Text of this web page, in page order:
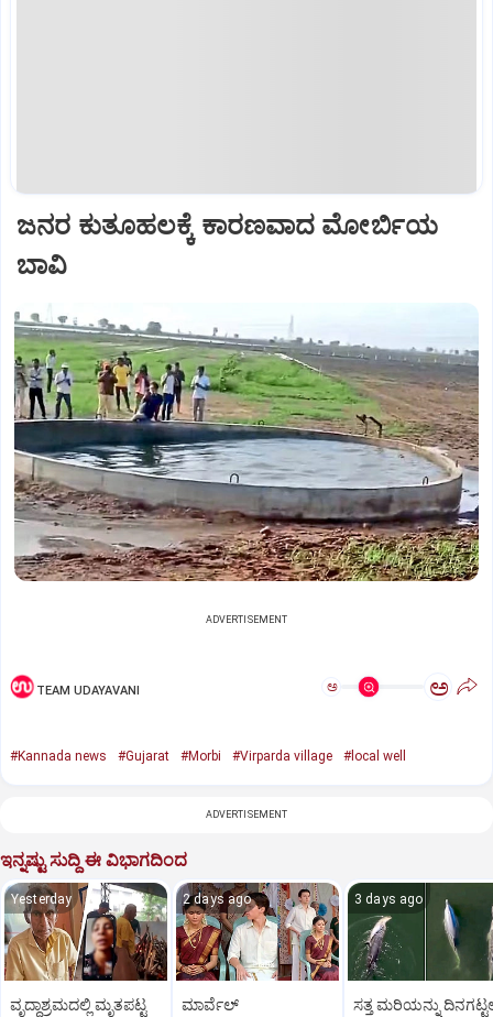
ಜನರ ಕುತೂಹಲಕ್ಕೆ ಕಾರಣವಾದ ಮೋರ್ಬಿಯ
ಬಾವಿ
ADVERTISEMENT
TEAM UDAYAVANI ಅ ಅ
#Kannada news #Gujarat #Morbi #Virparda village #local well
ADVERTISEMENT
ಇನ್ನಷ್ಟು ಸುದ್ದಿ ಈ ವಿಭಾಗದಿಂದ
Yesterday
ವೃದ್ಧಾಶ್ರಮದಲ್ಲಿ ಮೃತಪಟ್ಟ
2 days ago
ಮಾರ್ವೆಲ್
3 days ago
ಸತ್ತ ಮರಿಯನ್ನು